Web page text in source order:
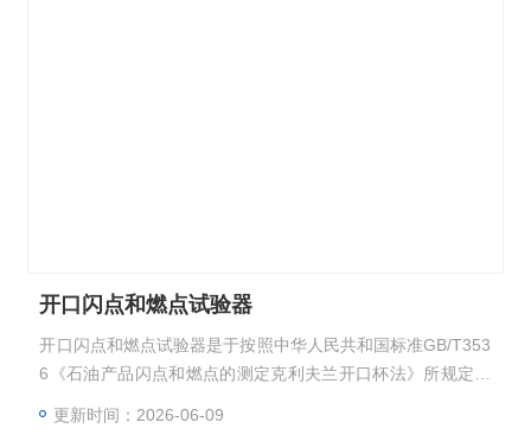
开口闪点和燃点试验器
开口闪点和燃点试验器是于按照中华人民共和国标准GB/T353
6《石油产品闪点和燃点的测定克利夫兰开口杯法》所规定的
更新时间：2026-06-09